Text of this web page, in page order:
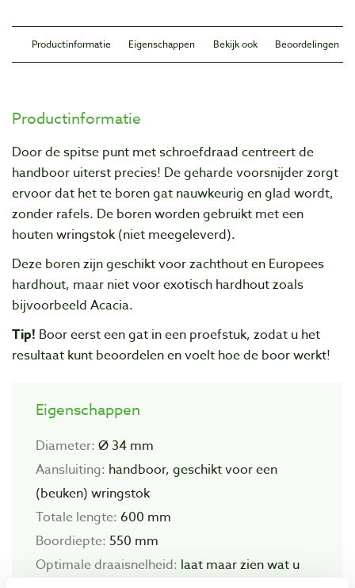
Productinformatie Eigenschappen Bekijk ook Beoordelingen
Productinformatie
Door de spitse punt met schroefdraad centreert de
handboor uiterst precies! De geharde voorsnijder zorgt
ervoor dat het te boren gat nauwkeurig en glad wordt,
zonder rafels. De boren worden gebruikt met een
houten wringstok (niet meegeleverd).
Deze boren zijn geschikt voor zachthout en Europees
hardhout, maar niet voor exotisch hardhout zoals
bijvoorbeeld Acacia.
Tip! Boor eerst een gat in een proefstuk, zodat u het
resultaat kunt beoordelen en voelt hoe de boor werkt!
Eigenschappen
Diameter: Ø 34 mm
Aansluiting: handboor, geschikt voor een
(beuken) wringstok
Totale lengte: 600 mm
Boordiepte: 550 mm
Optimale draaisnelheid: laat maar zien wat u